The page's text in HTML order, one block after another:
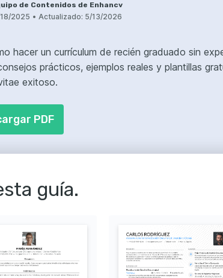
de Contenidos de Enhancv
18/2025 • Actualizado: 5/13/2026
hacer un currículum de recién graduado sin
prácticos, ejemplos reales y plantillas
exitoso.
PDF
guía.